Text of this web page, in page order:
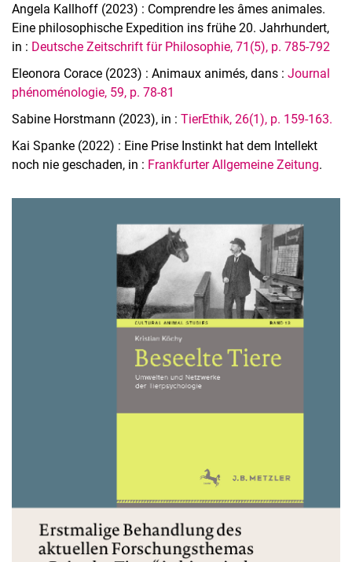
Angela Kallhoff (2023) : Comprendre les âmes animales.
Eine philosophische Expedition ins frühe 20. Jahrhundert,
in : Deutsche Zeitschrift für Philosophie, 71(5), p. 785-792
Eleonora Corace (2023) : Animaux animés, dans : Journal
phénoménologie, 59, p. 78-81
Sabine Horstmann (2023), in : TierEthik, 26(1), p. 159-163.
Kai Spanke (2022) : Eine Prise Instinkt hat dem Intellekt
noch nie geschaden, in : Frankfurter Allgemeine Zeitung.